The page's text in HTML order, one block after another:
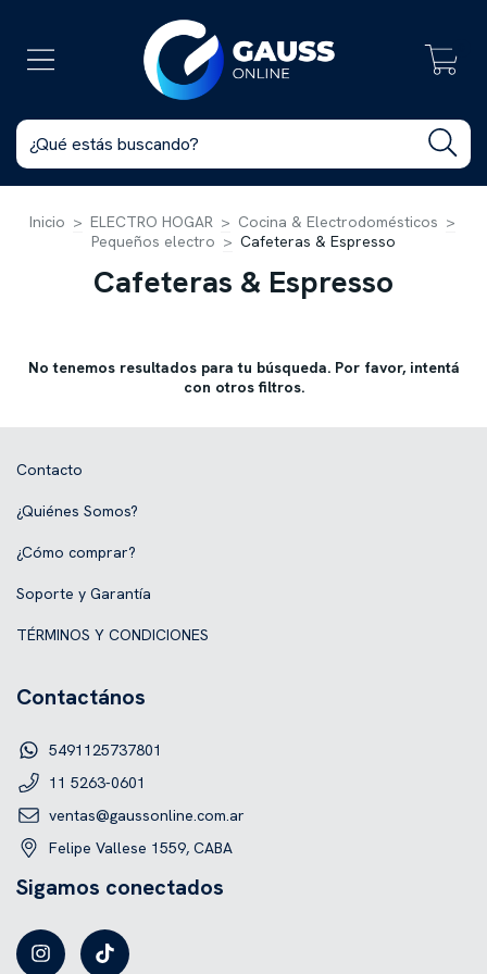
Inicio > ELECTRO HOGAR > Cocina & Electrodomésticos >
Pequeños electro > Cafeteras & Espresso
Cafeteras & Espresso
No tenemos resultados para tu búsqueda. Por favor, intentá
con otros filtros.
Contacto
¿Quiénes Somos?
¿Cómo comprar?
Soporte y Garantía
TÉRMINOS Y CONDICIONES
Contactános
5491125737801
11 5263-0601
ventas@gaussonline.com.ar
Felipe Vallese 1559, CABA
Sigamos conectados